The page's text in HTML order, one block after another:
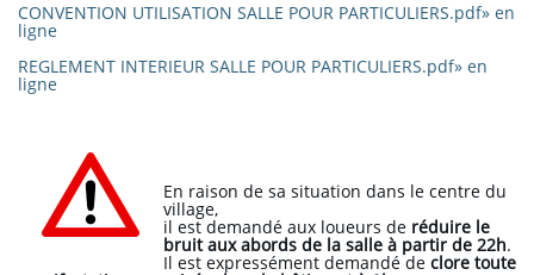
CONVENTION UTILISATION SALLE POUR PARTICULIERS.pdf» en
ligne
REGLEMENT INTERIEUR SALLE POUR PARTICULIERS.pdf» en
ligne
En raison de sa situation dans le centre du
village,
il est demandé aux loueurs de réduire le
bruit aux abords de la salle à partir de 22h.
Il est expressément demandé de clore toute